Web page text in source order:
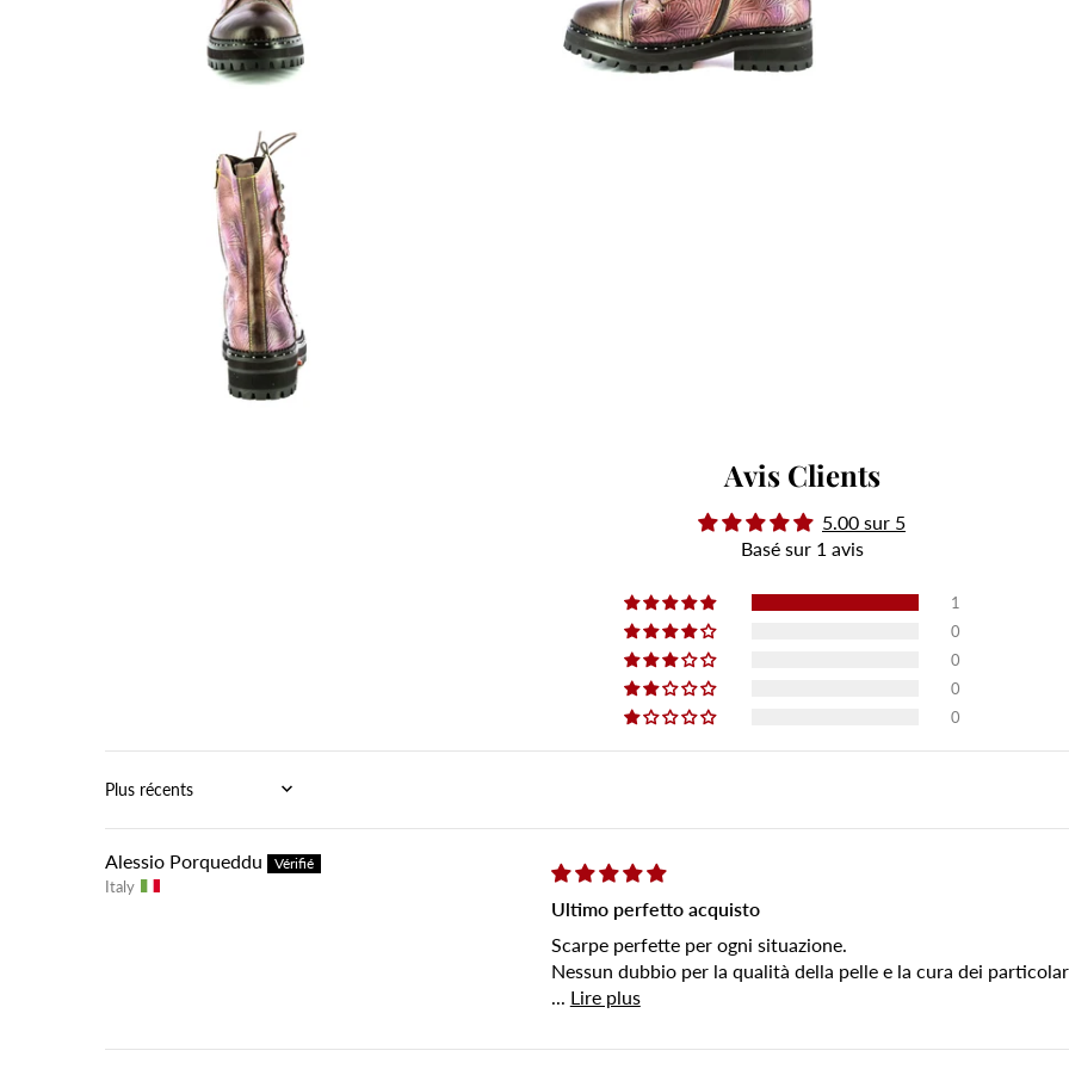
Avis Clients
5.00 sur 5
Basé sur 1 avis
1
0
0
0
0
Sort by
Alessio Porqueddu
Italy
Ultimo perfetto acquisto
Scarpe perfette per ogni situazione.
Nessun dubbio per la qualità della pelle e la cura dei
... Lire plus